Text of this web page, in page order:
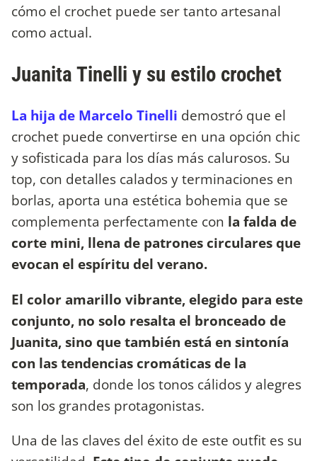
cómo el crochet puede ser tanto artesanal
como actual.
Juanita Tinelli y su estilo crochet
La hija de Marcelo Tinelli demostró que el
crochet puede convertirse en una opción chic
y sofisticada para los días más calurosos. Su
top, con detalles calados y terminaciones en
borlas, aporta una estética bohemia que se
complementa perfectamente con la falda de
corte mini, llena de patrones circulares que
evocan el espíritu del verano.
El color amarillo vibrante, elegido para este
conjunto, no solo resalta el bronceado de
Juanita, sino que también está en sintonía
con las tendencias cromáticas de la
temporada, donde los tonos cálidos y alegres
son los grandes protagonistas.
Una de las claves del éxito de este outfit es su